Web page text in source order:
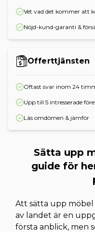
Vet vad det kommer att
Nöjd-kund-garanti &
Offerttjänsten
Oftast svar inom 24
Upp till 5 intresserade
Läs omdömen & jämför
Sätta upp
guide för
Att sätta upp möbel
av landet är en
första anblick, men